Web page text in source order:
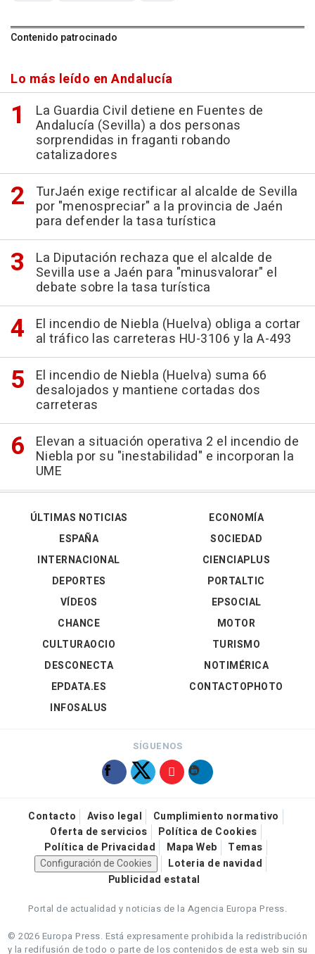
Contenido patrocinado
Lo más leído en Andalucía
La Guardia Civil detiene en Fuentes de
Andalucía (Sevilla) a dos personas
sorprendidas in fraganti robando
catalizadores
TurJaén exige rectificar al alcalde de Sevilla
por "menospreciar" a la provincia de Jaén
para defender la tasa turística
La Diputación rechaza que el alcalde de
Sevilla use a Jaén para "minusvalorar" el
debate sobre la tasa turística
El incendio de Niebla (Huelva) obliga a cortar
al tráfico las carreteras HU-3106 y la A-493
El incendio de Niebla (Huelva) suma 66
desalojados y mantiene cortadas dos
carreteras
Elevan a situación operativa 2 el incendio de
Niebla por su "inestabilidad" e incorporan la
UME
ÚLTIMAS NOTICIAS
ESPAÑA
INTERNACIONAL
DEPORTES
VÍDEOS
ECONOMÍA
SOCIEDAD
CIENCIAPLUS
PORTALTIC
EPSOCIAL
CHANCE
CULTURAOCIO
DESCONECTA
EPDATA.ES
INFOSALUS
MOTOR
TURISMO
NOTIMÉRICA
CONTACTOPHOTO
SÍGUENOS
Contacto Aviso legal
Cumplimiento normativo
Oferta de servicios
Política de Cookies
Política de Privacidad
Mapa Web
Temas
Configuración de Cookies
Loteria de navidad
Publicidad estatal
Portal de actualidad y noticias de la Agencia Europa Press.
© 2026 Europa Press. Está expresamente prohibida la redistribución
y la redifusión de todo o parte de los contenidos de esta web sin su